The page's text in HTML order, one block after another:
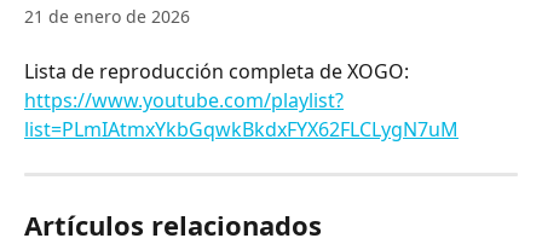
21 de enero de 2026
Lista de reproducción completa de XOGO:
https://www.youtube.com/playlist?
list=PLmIAtmxYkbGqwkBkdxFYX62FLCLygN7uM
Artículos relacionados